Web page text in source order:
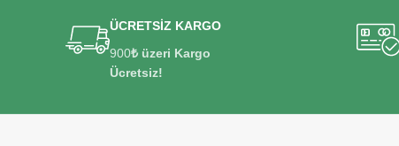
ÜCRETSİZ KARGO
900₺ üzeri Kargo
Ücretsiz!